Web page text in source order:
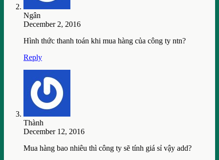
Ngân
December 2, 2016
Hình thức thanh toán khi mua hàng của công ty ntn?
Reply
Thành
December 12, 2016
Mua hàng bao nhiêu thì công ty sẽ tính giá sỉ vậy add?